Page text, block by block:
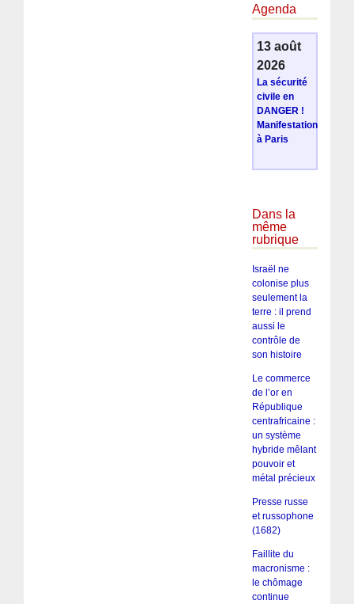
Agenda
13 août
2026
La sécurité
civile en
DANGER !
Manifestation
à Paris
Dans la
même
rubrique
Israël ne
colonise plus
seulement la
terre : il prend
aussi le
contrôle de
son histoire
Le commerce
de l’or en
République
centrafricaine :
un système
hybride mêlant
pouvoir et
métal précieux
Presse russe
et russophone
(1682)
Faillite du
macronisme :
le chômage
continue